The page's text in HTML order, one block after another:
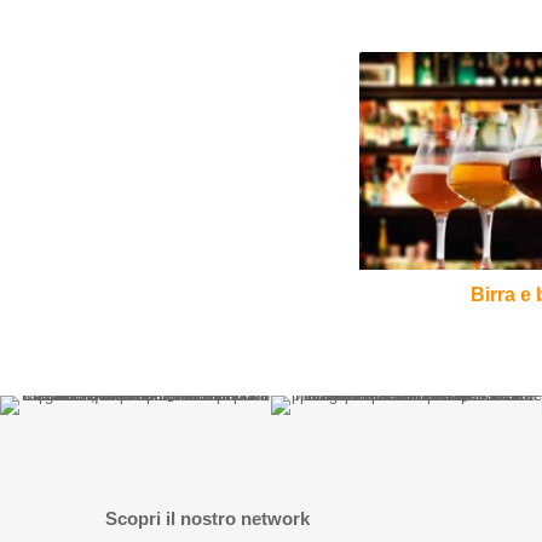
Birra
e
bicchieri:
il
Teku
Birra e
Scopri il nostro network